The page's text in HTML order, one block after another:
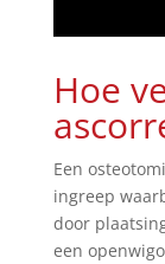
Hoe
Een
ingreep
door
een